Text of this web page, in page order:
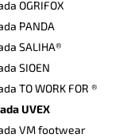
OGRIFOX
PANDA
SALIHA®
SIOEN
TO WORK FOR ®
UVEX
VM footwear